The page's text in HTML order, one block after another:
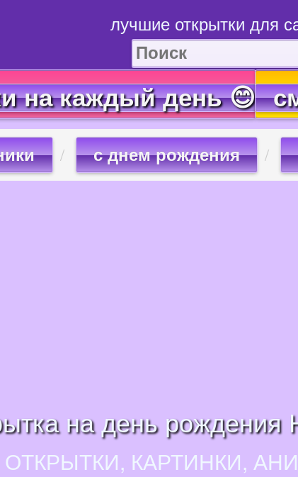
лучшие открытки для
на каждый день 😊
с днем рождения
на день рождения
ОТКРЫТКИ, КАРТИНКИ,